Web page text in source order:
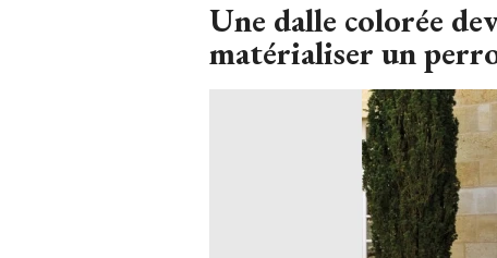
Une dalle colorée
matérialiser un